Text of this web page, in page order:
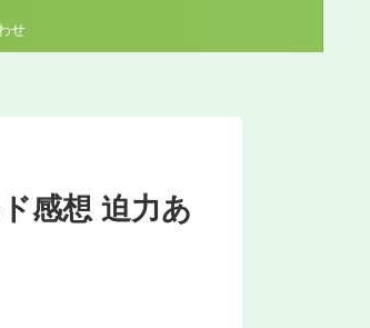
せ
感想 迫力あ